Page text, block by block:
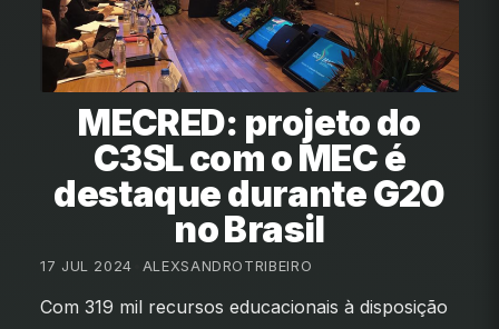
MECRED: projeto do
C3SL com o MEC é
destaque durante G20
no Brasil
17 JUL 2024 ALEXSANDROTRIBEIRO
Com 319 mil recursos educacionais à disposição